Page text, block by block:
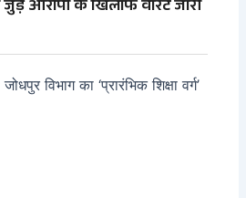
आरोपी के खिलाफ वारंट जारी